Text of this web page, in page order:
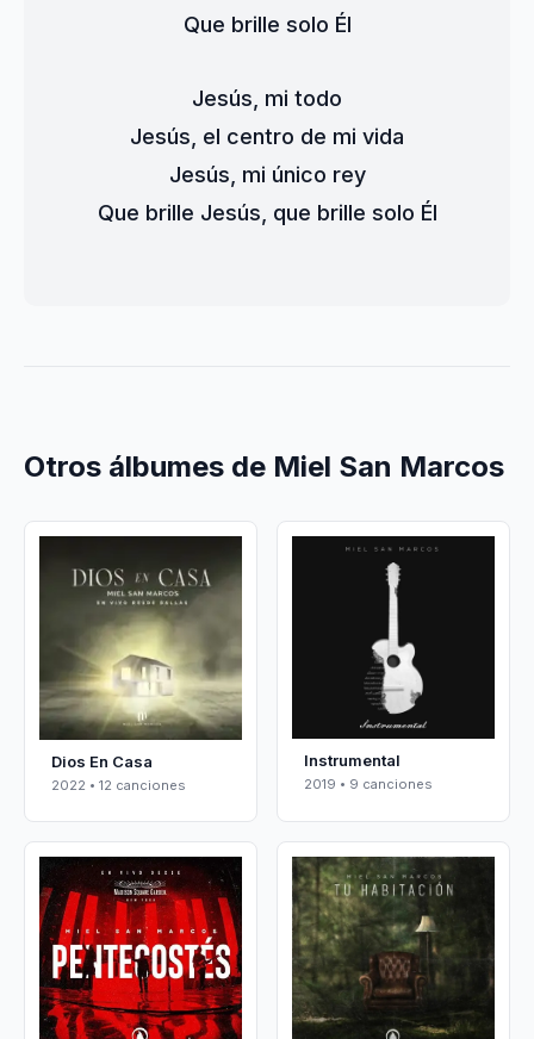
Que brille solo Él
Jesús, mi todo
Jesús, el centro de mi vida
Jesús, mi único rey
Que brille Jesús, que brille solo Él
Otros álbumes de Miel San Marcos
Dios En Casa
2022 • 12 canciones
Instrumental
2019 • 9 canciones